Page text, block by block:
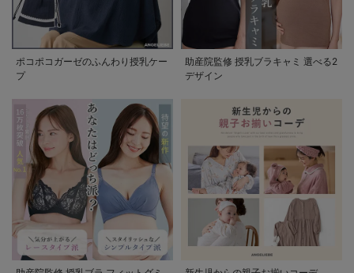
ポコポコガーゼのふんわり授乳ケー
プ
助産院監修 授乳ブラキャミ 選べる2
デザイン